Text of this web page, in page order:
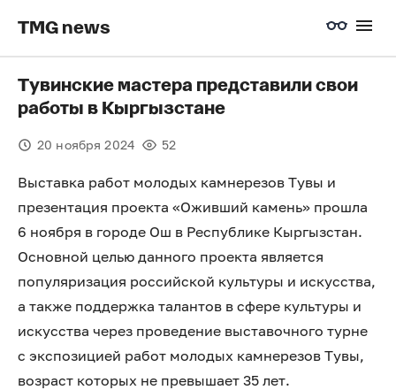
TMG news
Тувинские мастера представили свои
работы в Кыргызстане
20 ноября 2024 52
Выставка работ молодых камнерезов Тувы и
презентация проекта «Оживший камень» прошла
6 ноября в городе Ош в Республике Кыргызстан.
Основной целью данного проекта является
популяризация российской культуры и искусства,
а также поддержка талантов в сфере культуры и
искусства через проведение выставочного турне
с экспозицией работ молодых камнерезов Тувы,
возраст которых не превышает 35 лет.